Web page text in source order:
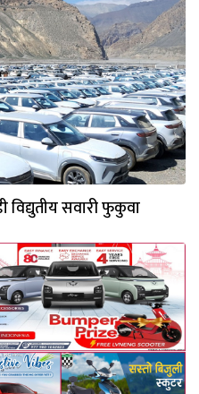
विद्युतीय सवारी फुकुवा